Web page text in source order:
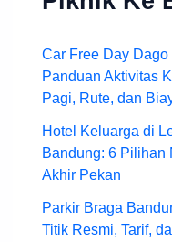
Car Free Day Dago
Panduan Aktivitas
Pagi, Rute, dan
Hotel Keluarga di
Bandung: 6 Pilihan
Akhir Pekan
Parkir Braga
Titik Resmi, Tarif,